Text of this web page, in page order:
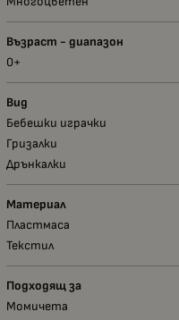
Възраст - диапазон
0+
Вид
Бебешки играчки
Гризалки
Дрънкалки
Материал
Пластмаса
Текстил
Подходящ за
Момичета